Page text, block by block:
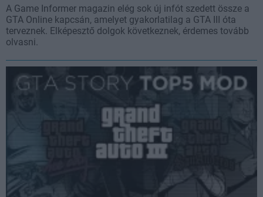
A Game Informer magazin elég sok új infót szedett össze a
GTA Online kapcsán, amelyet gyakorlatilag a GTA III óta
terveznek. Elképesztő dolgok következnek, érdemes tovább
olvasni.